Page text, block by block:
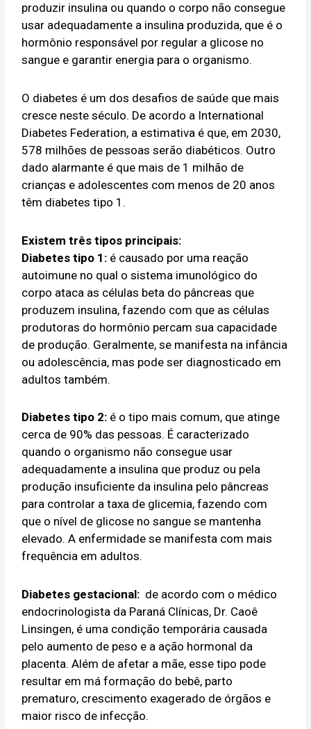
produzir insulina ou quando o corpo não consegue
usar adequadamente a insulina produzida, que é o
hormônio responsável por regular a glicose no
sangue e garantir energia para o organismo.
O diabetes é um dos desafios de saúde que mais
cresce neste século. De acordo a International
Diabetes Federation, a estimativa é que, em 2030,
578 milhões de pessoas serão diabéticos. Outro
dado alarmante é que mais de 1 milhão de
crianças e adolescentes com menos de 20 anos
têm diabetes tipo 1.
Existem três tipos principais:
Diabetes tipo 1: é causado por uma reação
autoimune no qual o sistema imunológico do
corpo ataca as células beta do pâncreas que
produzem insulina, fazendo com que as células
produtoras do hormônio percam sua capacidade
de produção. Geralmente, se manifesta na infância
ou adolescência, mas pode ser diagnosticado em
adultos também.
Diabetes tipo 2: é o tipo mais comum, que atinge
cerca de 90% das pessoas. É caracterizado
quando o organismo não consegue usar
adequadamente a insulina que produz ou pela
produção insuficiente da insulina pelo pâncreas
para controlar a taxa de glicemia, fazendo com
que o nível de glicose no sangue se mantenha
elevado. A enfermidade se manifesta com mais
frequência em adultos.
Diabetes gestacional: de acordo com o médico
endocrinologista da Paraná Clínicas, Dr. Caoê
Linsingen, é uma condição temporária causada
pelo aumento de peso e a ação hormonal da
placenta. Além de afetar a mãe, esse tipo pode
resultar em má formação do bebê, parto
prematuro, crescimento exagerado de órgãos e
maior risco de infecção.